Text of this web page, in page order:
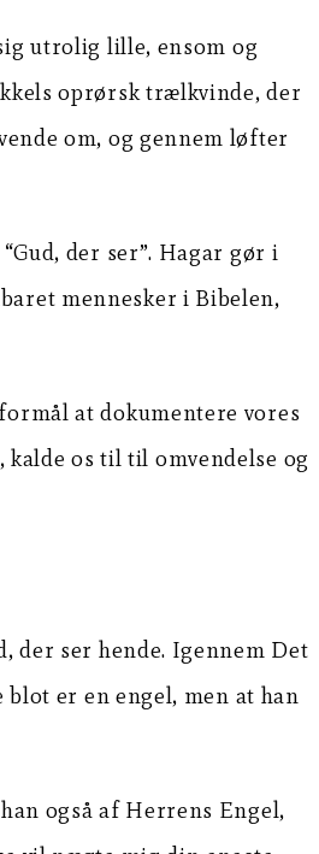
utrolig lille, ensom og
oprørsk trælkvinde, der
om, og gennem løfter
der ser”. Hagar gør i
mennesker i Bibelen,
at dokumentere vores
os til til omvendelse og
der ser hende. Igennem Det
er en engel, men at han
også af Herrens Engel,